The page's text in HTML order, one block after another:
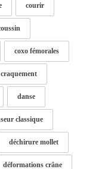
courir
coxo fémorales
craquement
danse
classique
déchirure mollet
déformations crâne